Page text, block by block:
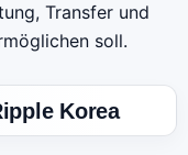
Transfer und
soll.
Korea